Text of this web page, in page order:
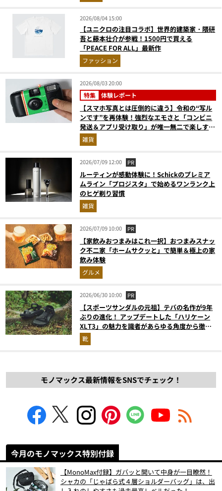
2026/08/04 15:00
【ユニクロの注目コラボ】世界的建築家・隈研
吾と藤本壮介が参戦！1500円で買える
「PEACE FOR ALL」最新作
ファッション
2026/08/03 20:00
特集 体験レポート
【スマホ写真とは圧倒的に違う】令和の“写ル
ンです”を再体験！強烈なエモさと「コンビニ
発送＆アプリ受け取り」が唯一無二で楽しすぎ
た雑貨
2026/07/09 12:00 PR
ルーティンが感動体験に！Schickのプレミア
ムライン「プロジスタ」で始めるワンランク上
のヒゲ剃り習慣
雑貨
2026/07/09 10:00 PR
【家飲みおつまみはこれ一択】おつまみスナッ
ク不二家「ホームサクッと」で簡単＆極上の家
飲み体験
グルメ
2026/06/30 10:00 PR
【スポーツサンダルの元祖】テバの名作が9年
ぶりの進化！ アップデートした「ハリケーン
XLT3」の魅力を識者があらゆる角度から徹底
解説！
靴
モノマックス最新情報をSNSでチェック！
今月のモノマックス特別付録
【MonoMax付録】ガバッと開いて中身が一目瞭然！
シャカの「じゃばら式４層ショルダーバッグ」は、出